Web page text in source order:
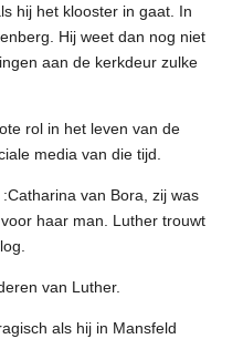
hij het klooster in gaat. In
Hij weet dan nog niet
aan de kerkdeur zulke
rol in het leven van de
media van die tijd.
van Bora, zij was
haar man. Luther trouwt
van Luther.
als hij in Mansfeld